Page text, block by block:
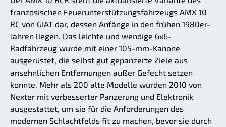
französischen Feuerunterstützungsfahrzeugs AMX 10
RC von GIAT dar, dessen Anfänge in den frühen 1980er-
Jahren liegen. Das leichte und wendige 6x6-
Radfahrzeug wurde mit einer 105-mm-Kanone
ausgerüstet, die selbst gut gepanzerte Ziele aus
ansehnlichen Entfernungen außer Gefecht setzen
konnte. Mehr als 200 alte Modelle wurden 2010 von
Nexter mit verbesserter Panzerung und Elektronik
ausgestattet, um sie für die Anforderungen des
modernen Schlachtfelds fit zu machen, bevor sie durch